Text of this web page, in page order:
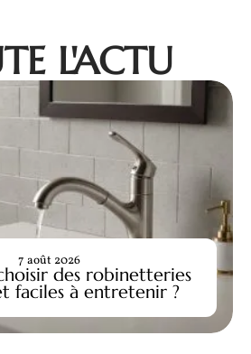
L'ACTU
des robinetteries
faciles à entretenir ?
7 août 2026